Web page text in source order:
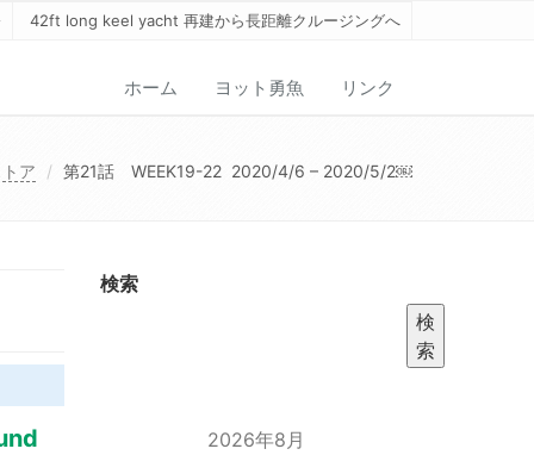
42ft long keel yacht 再建から長距離クルージングへ
ホーム ヨット勇魚 リンク
ア 第21話 WEEK19-22 2020/4/6 – 2020/5/2￼
検索
検
索
2026年8月